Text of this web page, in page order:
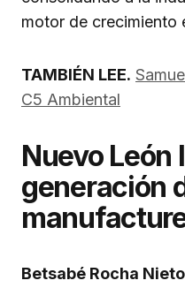
motor de crecimiento
TAMBIÉN LEE.
C5 Ambiental
Nuevo León
generación
Betsabé Rocha Nieto